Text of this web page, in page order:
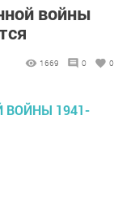
войны
1669 0 0